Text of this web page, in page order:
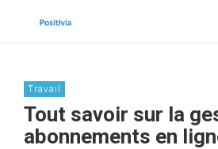
Travail
Tout savoir sur la
abonnements en